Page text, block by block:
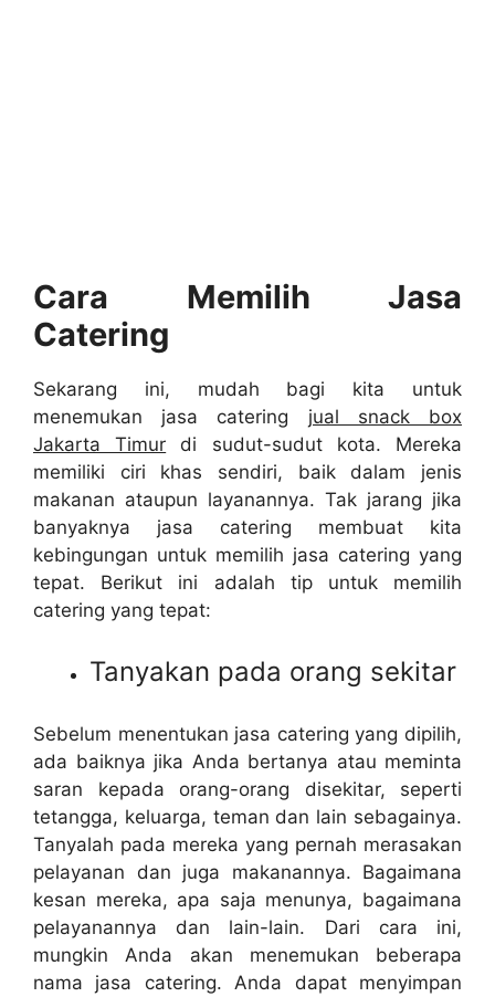
Cara Memilih Jasa
Catering
Sekarang ini, mudah bagi kita untuk
menemukan jasa catering jual snack box
Jakarta Timur di sudut-sudut kota. Mereka
memiliki ciri khas sendiri, baik dalam jenis
makanan ataupun layanannya. Tak jarang jika
banyaknya jasa catering membuat kita
kebingungan untuk memilih jasa catering yang
tepat. Berikut ini adalah tip untuk memilih
catering yang tepat:
Tanyakan pada orang sekitar
Sebelum menentukan jasa catering yang dipilih,
ada baiknya jika Anda bertanya atau meminta
saran kepada orang-orang disekitar, seperti
tetangga, keluarga, teman dan lain sebagainya.
Tanyalah pada mereka yang pernah merasakan
pelayanan dan juga makanannya. Bagaimana
kesan mereka, apa saja menunya, bagaimana
pelayanannya dan lain-lain. Dari cara ini,
mungkin Anda akan menemukan beberapa
nama jasa catering. Anda dapat menyimpan